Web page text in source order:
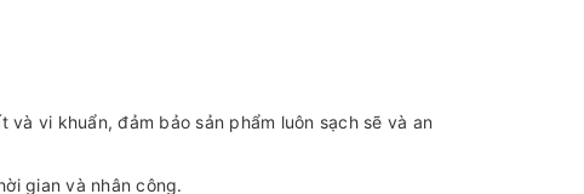
vi khuẩn, đảm bảo sản phẩm luôn sạch sẽ và an
gian và nhân công.